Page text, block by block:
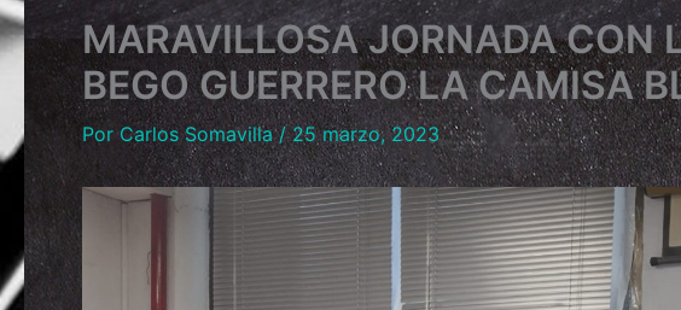
MARAVILLOSA JORNADA CON
BEGO GUERRERO LA CAMISA
PorCarlos Somavilla/25 marzo, 2023